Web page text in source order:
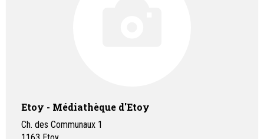
Etoy - Médiathèque d'Etoy
Ch. des Communaux 1